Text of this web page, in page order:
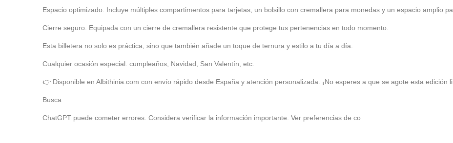
Espacio optimizado: Incluye múltiples compartimentos para tarjetas, un bolsillo con cremallera para monedas y un espacio amplio
Cierre seguro: Equipada con un cierre de cremallera resistente que protege tus pertenencias en todo momento.
Esta billetera no solo es práctica, sino que también añade un toque de ternura y estilo a tu día a día.
Cualquier ocasión especial: cumpleaños, Navidad, San Valentín, etc.
👉 Disponible en Albithinia.com con envío rápido desde España y atención personalizada. ¡No esperes a que se agote esta edición
Busca
ChatGPT puede cometer errores. Considera verificar la información importante. Ver preferencias de co